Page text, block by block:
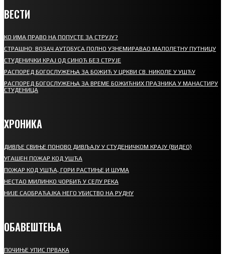
ВЕСТИ
КО ИМА ПРАВО НА ПОПУСТЕ ЗА СТРУЈУ?
СТРАШНО: ВОЗАЧ АУТОБУСА ПОЛНО УЗНЕМИРАВАО МАЛОЛЕТНУ ПУТНИЦУ
СТУДЕНИЧКИ КРАЈ ОД СИНОЋ БЕЗ СТРУЈЕ
РАСПОРЕД БОГОСЛУЖЕЊА ЗА БОЖИЋ У ЦРКВИ СВ. НИКОЛЕ У УШЋУ
РАСПОРЕД БОГОСЛУЖЕЊА ЗА ВРЕМЕ БОЖИЋНИХ ПРАЗНИКА У МАНАСТИРУ
СТУДЕНИЦА
ХРОНИКА
ДИВЉЕ СВИЊЕ ПОНОВО ДИВЉАЈУ У СТУДЕНИЧКОМ КРАЈУ (ВИДЕО)
УГАШЕН ПОЖАР КОД УШЋА
ПОЖАР КОД УШЋА, ГОРИ РАСТИЊЕ И ШУМА
НЕСТАО МИЛИНКО ЧОРБИЋ У СЕЛУ РЕКА
НИЈЕ САОБРАЋАЈКА НЕГО УБИСТВО НА РУДНУ
ОБАВЕШТЕЊА
ПОЧИЊЕ УПИС ПРВАКА